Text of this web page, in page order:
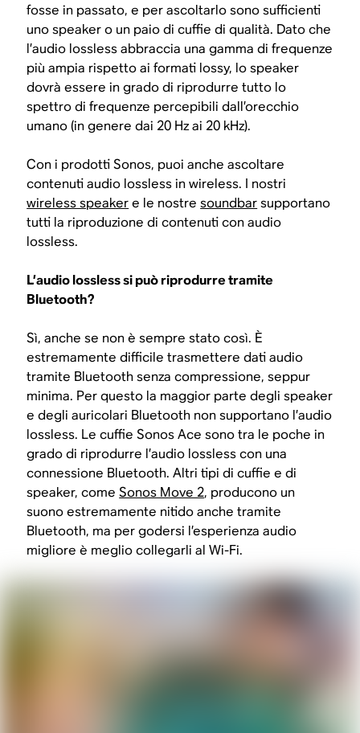
fosse in passato, e per ascoltarlo sono sufficienti
uno speaker o un paio di cuffie di qualità. Dato che
l’audio lossless abbraccia una gamma di frequenze
più ampia rispetto ai formati lossy, lo speaker
dovrà essere in grado di riprodurre tutto lo
spettro di frequenze percepibili dall’orecchio
umano (in genere dai 20 Hz ai 20 kHz).
Con i prodotti Sonos, puoi anche ascoltare
contenuti audio lossless in wireless. I nostri
wireless speakere le nostresoundbarsupportano
tutti la riproduzione di contenuti con audio
lossless.
L’audio lossless si può riprodurre tramite
Bluetooth?
Sì, anche se non è sempre stato così. È
estremamente difficile trasmettere dati audio
tramite Bluetooth senza compressione, seppur
minima. Per questo la maggior parte degli speaker
e degli auricolari Bluetooth non supportano l’audio
lossless. Le cuffie Sonos Ace sono tra le poche in
grado di riprodurre l’audio lossless con una
connessione Bluetooth. Altri tipi di cuffie e di
speaker, comeSonos Move 2, producono un
suono estremamente nitido anche tramite
Bluetooth, ma per godersi l’esperienza audio
migliore è meglio collegarli al Wi-Fi.